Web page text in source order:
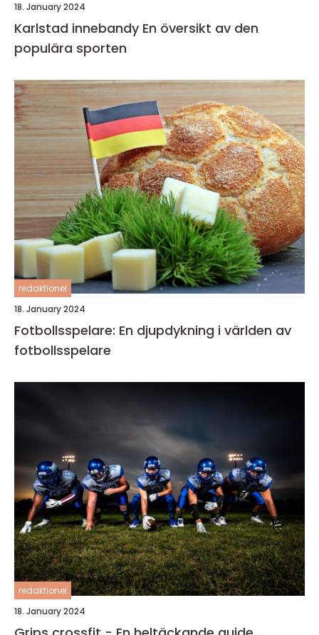
18. January 2024
Karlstad innebandy En översikt av den
populära sporten
redaktionel
18. January 2024
Fotbollsspelare: En djupdykning i världen av
fotbollsspelare
redaktionel
18. January 2024